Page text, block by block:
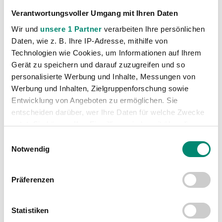
Verantwortungsvoller Umgang mit Ihren Daten
Wir und unsere 1 Partner verarbeiten Ihre persönlichen
Daten, wie z. B. Ihre IP-Adresse, mithilfe von
Technologien wie Cookies, um Informationen auf Ihrem
Gerät zu speichern und darauf zuzugreifen und so
personalisierte Werbung und Inhalte, Messungen von
Werbung und Inhalten, Zielgruppenforschung sowie
Entwicklung von Angeboten zu ermöglichen. Sie
entscheiden darüber, wer Ihre Daten für welche Zwecke
nutzt. Sie können Ihre Einwilligung jederzeit über die
Trigger Symbol ändern oder widerrufen
Erfahren Sie mehr darüber, wie Ihre persönlichen Daten
verarbeitet werden, und legen Sie Ihre Präferenzen im
Wir verwenden Cookies, um Inhalte und Anzeigen zu
Notwendig
Präferenzen
Statistiken
Kategorien
Akademie
(236)
Allgemeine News
Damen
Junge Wikinger Ried
Nachwuchs
(74)
Ticketing
(91)